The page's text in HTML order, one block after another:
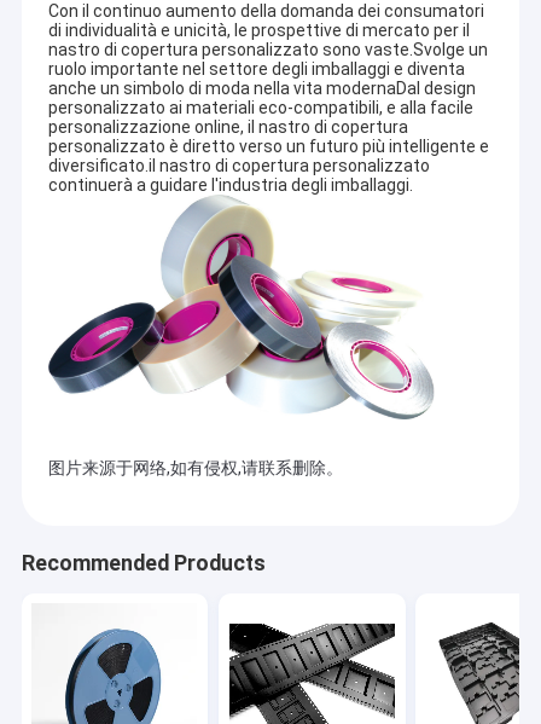
Cancello girevole sicuro dell'entrata
Accessori del locale senza polvere
Nastro di copertura
Metropolitana di ESD
Carrete di plastica
Vassoi di plastica di ESD
Contenitore d'imballaggio di bolla
Anti accessori statici
smt
Con il continuo aumento della domanda dei consumatori
di individualità e unicità, le prospettive di mercato per il
nastro di copertura personalizzato sono vaste.Svolge un
ruolo importante nel settore degli imballaggi e diventa
anche un simbolo di moda nella vita modernaDal design
personalizzato ai materiali eco-compatibili, e alla facile
personalizzazione online, il nastro di copertura
personalizzato è diretto verso un futuro più intelligente e
diversificato.il nastro di copertura personalizzato
continuerà a guidare l'industria degli imballaggi.
图片来源于网络,如有侵权,请联系删除。
Recommended Products